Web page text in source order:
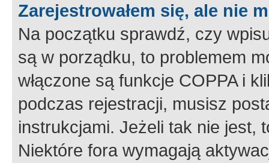
Zarejestrowałem się, ale nie
Na początku sprawdź, czy
są w porządku, to problemem
włączone są funkcje COPPA i
podczas rejestracji, musisz
instrukcjami. Jeżeli tak nie jest,
Niektóre fora wymagają